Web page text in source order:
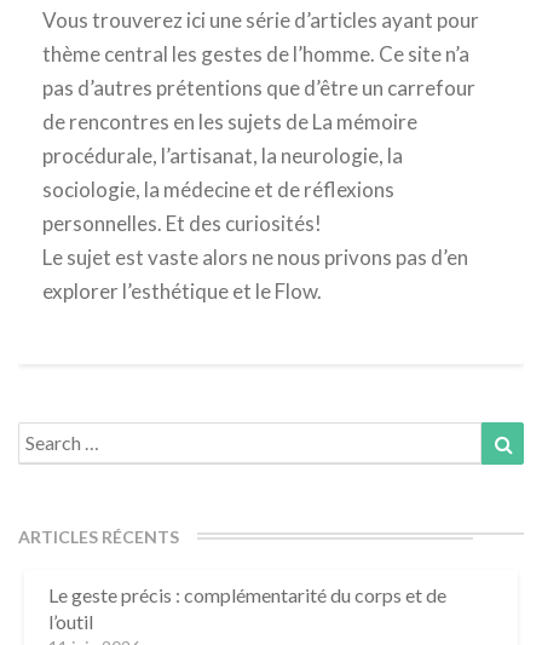
Vous trouverez ici une série d’articles ayant pour
thème central les gestes de l’homme. Ce site n’a
pas d’autres prétentions que d’être un carrefour
de rencontres en les sujets de La mémoire
procédurale, l’artisanat, la neurologie, la
sociologie, la médecine et de réflexions
personnelles. Et des curiosités!
Le sujet est vaste alors ne nous privons pas d’en
explorer l’esthétique et le Flow.
Search
for:
ARTICLES RÉCENTS
Le geste précis : complémentarité du corps et de
l’outil